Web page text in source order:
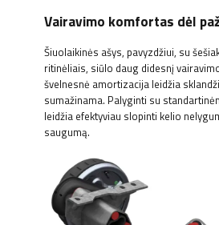
Vairavimo komfortas dėl
Šiuolaikinės ašys, pavyzdžiui, su
ritinėliais, siūlo daug didesnį
švelnesnė amortizacija leidžia
sumažinama. Palyginti su
leidžia efektyviau slopinti kelio
saugumą.